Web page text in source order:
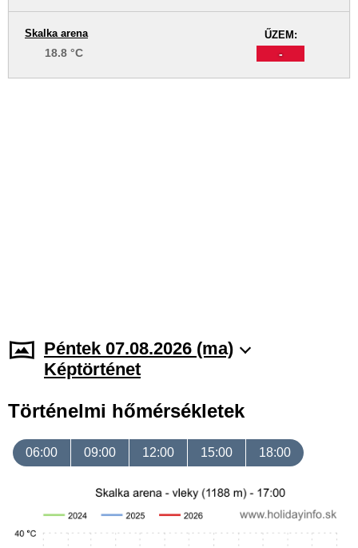
ŰZEM:
-
Skalka arena
18.8 °C
Péntek 07.08.2026 (ma)
Képtörténet
Történelmi hőmérsékletek
06:00 09:00 12:00 15:00 18:00